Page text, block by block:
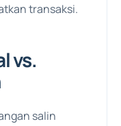
transaksi.
vs.
salin